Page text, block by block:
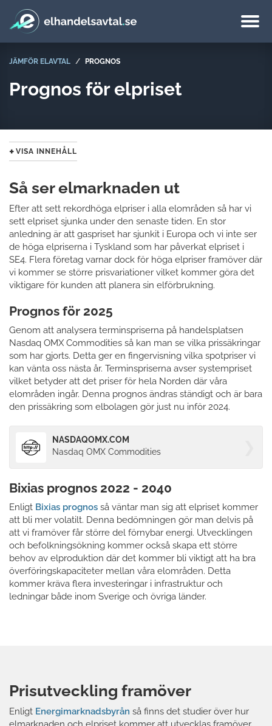
JÄMFÖR ELAVTAL PROGNOS
Prognos för elpriset
VISA INNEHÅLL
Så ser elmarknaden ut
Efter att sett rekordhöga elpriser i alla elområden så har vi
sett elpriset sjunka under den senaste tiden. En stor
anledning är att gaspriset har sjunkit i Europa och vi inte ser
de höga elpriserna i Tyskland som har påverkat elpriset i
SE4. Flera företag varnar dock för höga elpriser framöver där
vi kommer se större prisvariationer vilket kommer göra det
viktigare för kunden att planera sin elförbrukning.
Prognos för 2025
Genom att analysera terminspriserna på handelsplatsen
Nasdaq OMX Commodities så kan man se vilka prissäkringar
som har gjorts. Detta ger en fingervisning vilka spotpriser vi
kan vänta oss nästa år. Terminspriserna avser systempriset
vilket betyder att det priser för hela Norden där våra
elområden ingår. Denna prognos ändras ständigt och är bara
den prissäkring som elbolagen gör just nu inför 2024.
NASDAQOMX.COM
Nasdaq OMX Commodities
Bixias prognos 2022 - 2040
Enligt Bixias prognos så väntar man sig att elpriset kommer
att bli mer volatilt. Denna bedömningen gör man delvis på
att vi framöver får större del förnybar energi. Utvecklingen
och befolkningsökning kommer också skapa ett större
behov av elproduktion där det kommer bli viktigt att ha bra
överföringskapaciteter mellan våra elområden. Detta
kommer kräva flera investeringar i infrastruktur och
ledningar både inom Sverige och övriga länder.
Prisutveckling framöver
Enligt Energimarknadsbyrån så finns det studier över hur